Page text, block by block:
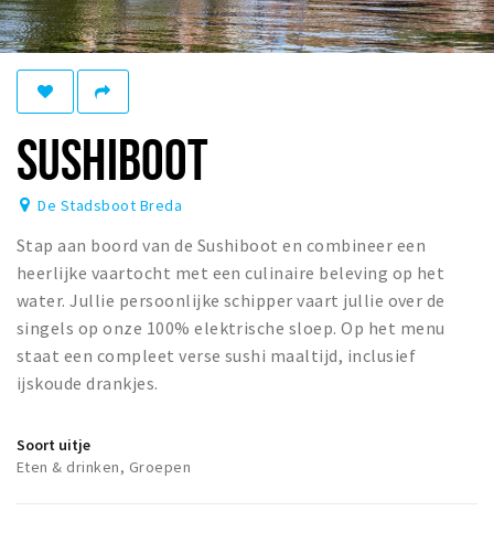
Winkels
Winkelgebieden
Bezienswaardigheden
Uitjes & activiteiten
Toeristische routes
Natuurgebieden
Baroniepoorten
Privacy
SUSHIBOOT
De Stadsboot Breda
Stap aan boord van de Sushiboot en combineer een
heerlijke vaartocht met een culinaire beleving op het
water. Jullie persoonlijke schipper vaart jullie over de
singels op onze 100% elektrische sloep. Op het menu
staat een compleet verse sushi maaltijd, inclusief
ijskoude drankjes.
Soort uitje
Eten & drinken, Groepen